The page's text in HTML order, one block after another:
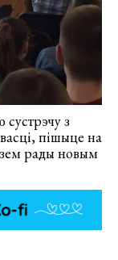
сустрэчу з
пішыце на
рады новым